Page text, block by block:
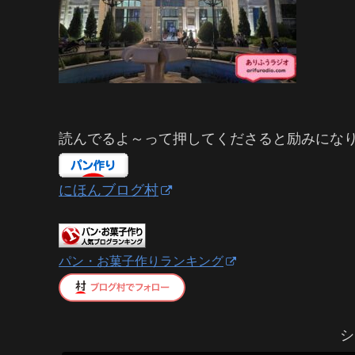
読んでるよ～って押してくださると励みにな
にほんブログ村
パン・お菓子作りランキング